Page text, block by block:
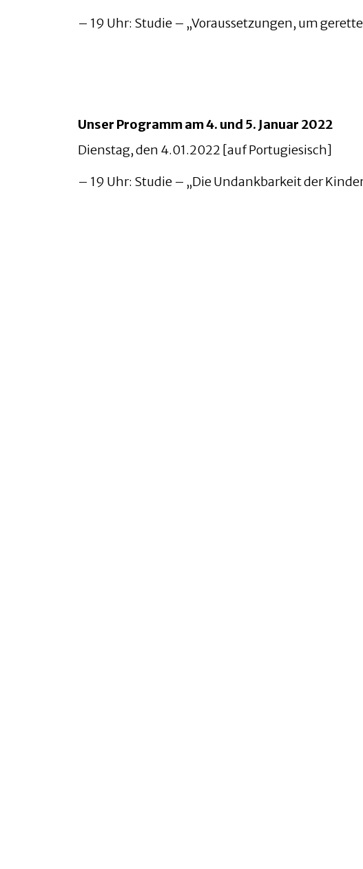
– 19 Uhr: Studie – „Voraussetzungen, um
Unser Programm am 4. und 5. Januar 2022
Dienstag, den 4.01.2022 [auf Portugiesisch]
– 19 Uhr: Studie – „Die Undankbarkeit der